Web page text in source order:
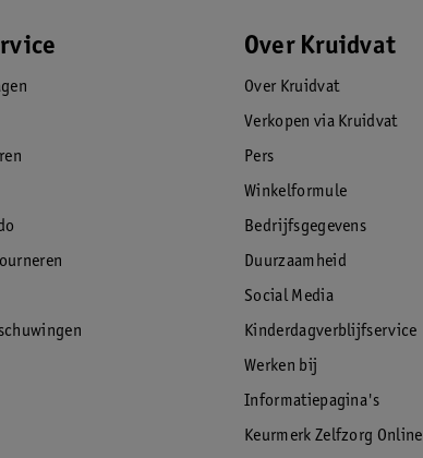
Over Kruidvat
Over Kruidvat
Verkopen via Kruidvat
Pers
Winkelformule
Bedrijfsgegevens
Duurzaamheid
Social Media
Kinderdagverblijfservice
Werken bij
Informatiepagina's
Keurmerk Zelfzorg Online